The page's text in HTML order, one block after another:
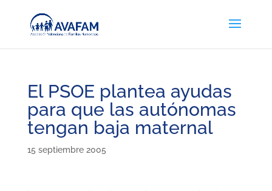
El PSOE plantea ayudas
para que las autónomas
tengan baja maternal
15 septiembre 2005